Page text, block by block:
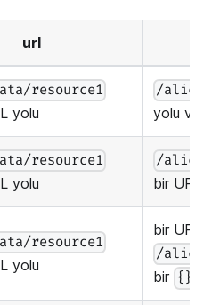
url
resource1
yolu
/
yolu
resource1
yolu
/
bir
resource1
yolu
bir
/
bir {}